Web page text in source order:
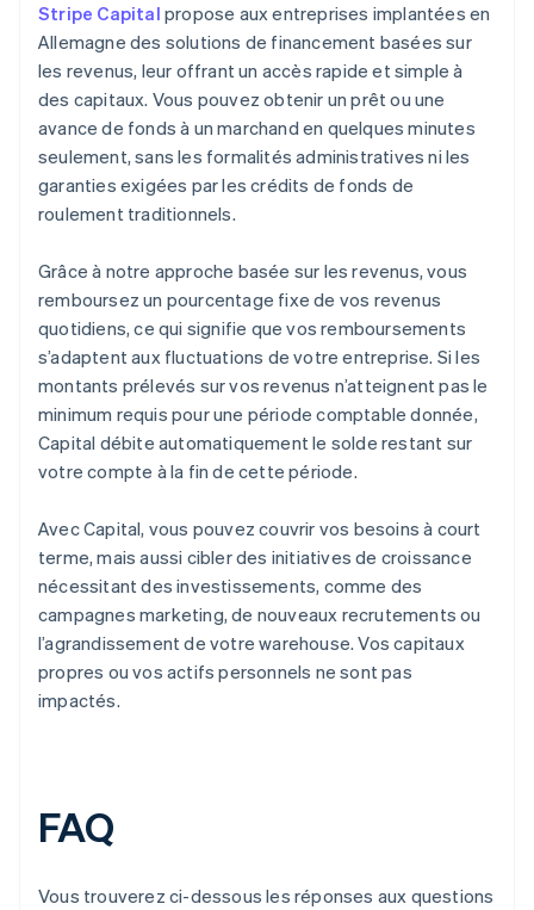
Stripe Capital propose aux entreprises implantées en
Allemagne des solutions de financement basées sur
les revenus, leur offrant un accès rapide et simple à
des capitaux. Vous pouvez obtenir un prêt ou une
avance de fonds à un marchand en quelques minutes
seulement, sans les formalités administratives ni les
garanties exigées par les crédits de fonds de
roulement traditionnels.
Grâce à notre approche basée sur les revenus, vous
remboursez un pourcentage fixe de vos revenus
quotidiens, ce qui signifie que vos remboursements
s’adaptent aux fluctuations de votre entreprise. Si les
montants prélevés sur vos revenus n’atteignent pas le
minimum requis pour une période comptable donnée,
Capital débite automatiquement le solde restant sur
votre compte à la fin de cette période.
Avec Capital, vous pouvez couvrir vos besoins à court
terme, mais aussi cibler des initiatives de croissance
nécessitant des investissements, comme des
campagnes marketing, de nouveaux recrutements ou
l’agrandissement de votre warehouse. Vos capitaux
propres ou vos actifs personnels ne sont pas
impactés.
FAQ
Vous trouverez ci-dessous les réponses aux questions